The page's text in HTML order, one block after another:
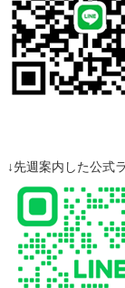
↓先週案内した公式